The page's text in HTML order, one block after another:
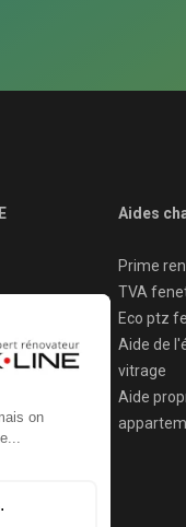
Aides
Prime
TVA
Eco ptz
Aide de
vitrage
Aide